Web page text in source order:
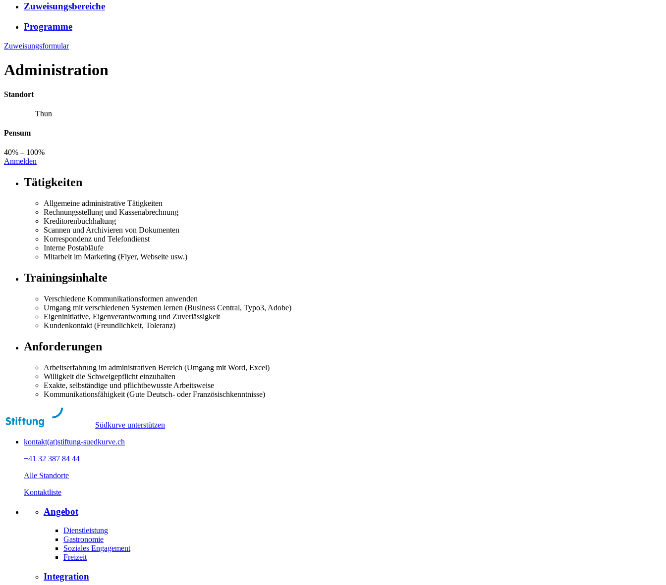
Zuweisungsbereiche
Programme
Zuweisungsformular
Administration
Standort
Thun
Pensum
40% – 100%
Anmelden
Tätigkeiten
Allgemeine administrative Tätigkeiten
Rechnungsstellung und Kassenabrechnung
Kreditorenbuchhaltung
Scannen und Archivieren von Dokumenten
Korrespondenz und Telefondienst
Interne Postabläufe
Mitarbeit im Marketing (Flyer, Webseite usw.)
Trainingsinhalte
Verschiedene Kommunikationsformen anwenden
Umgang mit verschiedenen Systemen lernen (Business Central, Typo3, Adobe)
Eigeninitiative, Eigenverantwortung und Zuverlässigkeit
Kundenkontakt (Freundlichkeit, Toleranz)
Anforderungen
Arbeitserfahrung im administrativen Bereich (Umgang mit Word, Excel)
Willigkeit die Schweigepflicht einzuhalten
Exakte, selbständige und pflichtbewusste Arbeitsweise
Kommunikationsfähigkeit (Gute Deutsch- oder Französischkenntnisse)
Südkurve unterstützen
kontakt(at)stiftung-suedkurve.ch
+41 32 387 84 44
Alle Standorte
Kontaktliste
Angebot
Dienstleistung
Gastronomie
Soziales Engagement
Freizeit
Integration